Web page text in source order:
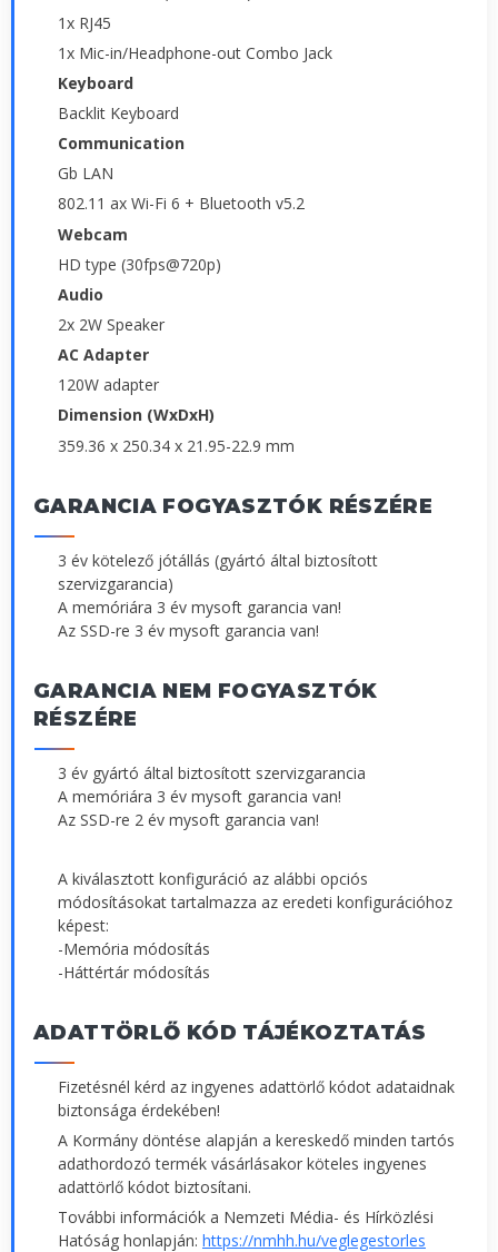
1x RJ45
1x Mic-in/Headphone-out Combo Jack
Keyboard
Backlit Keyboard
Communication
Gb LAN
802.11 ax Wi-Fi 6 + Bluetooth v5.2
Webcam
HD type (30fps@720p)
Audio
2x 2W Speaker
AC Adapter
120W adapter
Dimension (WxDxH)
359.36 x 250.34 x 21.95-22.9 mm
GARANCIA FOGYASZTÓK RÉSZÉRE
3 év kötelező jótállás (gyártó által biztosított
szervizgarancia)
A memóriára 3 év mysoft garancia van!
Az SSD-re 3 év mysoft garancia van!
GARANCIA NEM FOGYASZTÓK
RÉSZÉRE
3 év gyártó által biztosított szervizgarancia
A memóriára 3 év mysoft garancia van!
Az SSD-re 2 év mysoft garancia van!
A kiválasztott konfiguráció az alábbi opciós
módosításokat tartalmazza az eredeti konfigurációhoz
képest:
-Memória módosítás
-Háttértár módosítás
ADATTÖRLŐ KÓD TÁJÉKOZTATÁS
Fizetésnél kérd az ingyenes adattörlő kódot adataidnak
biztonsága érdekében!
A Kormány döntése alapján a kereskedő minden tartós
adathordozó termék vásárlásakor köteles ingyenes
adattörlő kódot biztosítani.
További információk a Nemzeti Média- és Hírközlési
Hatóság honlapján: https://nmhh.hu/veglegestorles